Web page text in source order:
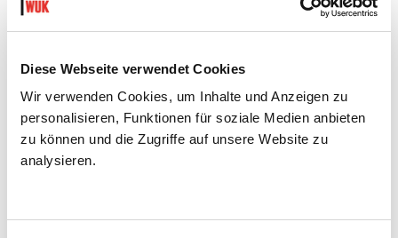
Diese Webseite verwendet Cookies
Wir verwenden Cookies, um Inhalte und Anzeigen zu
personalisieren, Funktionen für soziale Medien anbieten
zu können und die Zugriffe auf unsere Website zu
analysieren.